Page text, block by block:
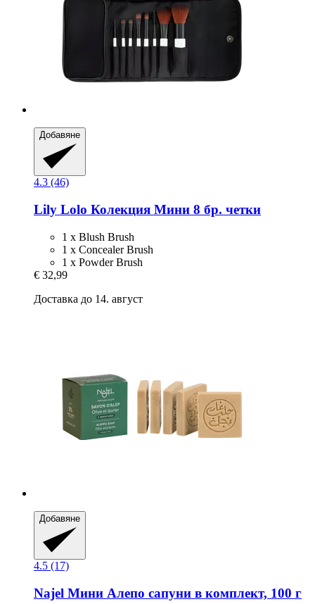
Добавяне
4.3 (46)
Lily Lolo Колекция Мини 8 бр. четки
1 x Blush Brush
1 x Concealer Brush
1 x Powder Brush
€ 32,99
Доставка до 14. август
Добавяне
4.5 (17)
Najel Мини Алепо сапуни в комплект, 100 г